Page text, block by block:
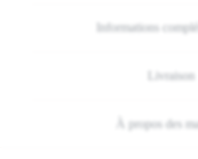
Informations
Livraison
À propos des